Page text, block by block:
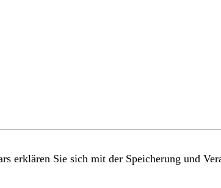
erklären Sie sich mit der Speicherung und